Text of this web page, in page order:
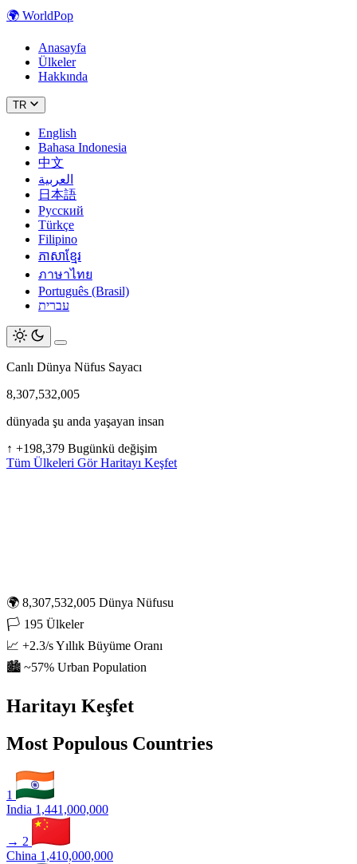
🌍 WorldPop
Anasayfa
Ülkeler
Hakkında
TR
English
Bahasa Indonesia
中文
العربية
日本語
Русский
Türkçe
Filipino
ភាសាខ្មែរ
ภาษาไทย
Português (Brasil)
עברית
Canlı Dünya Nüfus Sayacı
8,307,532,005
dünyada şu anda yaşayan insan
↑ +198,379 Bugünkü değişim
Tüm Ülkeleri GörHaritayı Keşfet
🌍 8,307,532,005 Dünya Nüfusu
🏳️ 195 Ülkeler
📈 +2.3/sYıllık Büyüme Oranı
🏙️ ~57% Urban Population
Haritayı Keşfet
Most Populous Countries
1
India 1,441,000,000
→ 2
China 1,410,000,000